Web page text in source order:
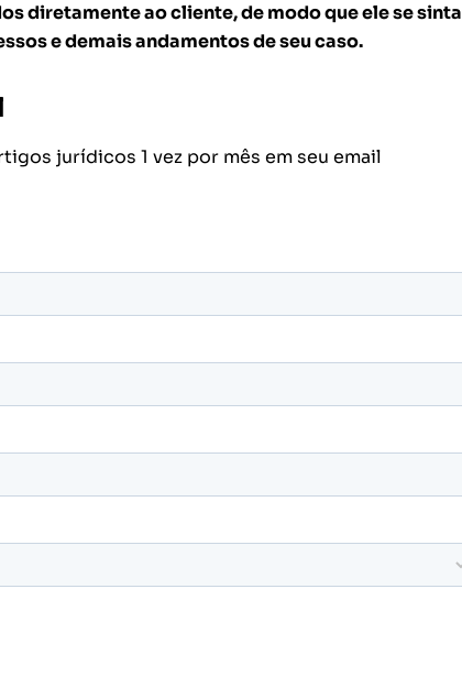
diretamente ao cliente, de modo que ele se sinta
e demais andamentos de seu caso.
jurídicos 1 vez por mês em seu email